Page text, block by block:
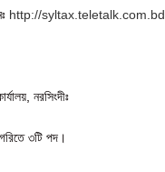
http://syltax.teletalk.com.bd
নরসিংদীঃ
৩টি পদ।